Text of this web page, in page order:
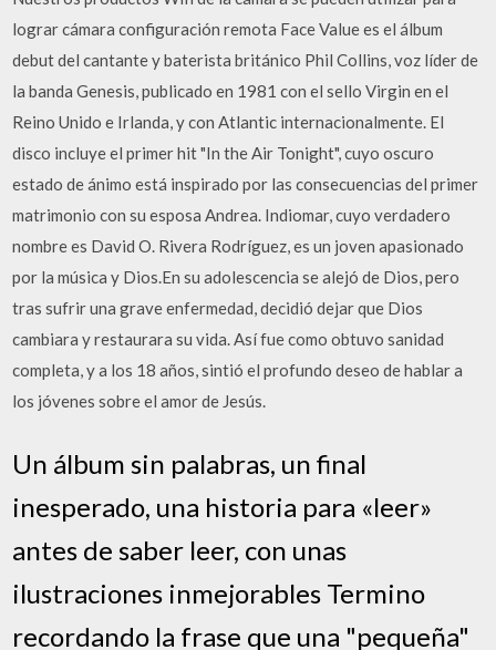
lograr cámara configuración remota Face Value es el álbum
debut del cantante y baterista británico Phil Collins, voz líder de
la banda Genesis, publicado en 1981 con el sello Virgin en el
Reino Unido e Irlanda, y con Atlantic internacionalmente. El
disco incluye el primer hit "In the Air Tonight", cuyo oscuro
estado de ánimo está inspirado por las consecuencias del primer
matrimonio con su esposa Andrea. Indiomar, cuyo verdadero
nombre es David O. Rivera Rodríguez, es un joven apasionado
por la música y Dios.En su adolescencia se alejó de Dios, pero
tras sufrir una grave enfermedad, decidió dejar que Dios
cambiara y restaurara su vida. Así fue como obtuvo sanidad
completa, y a los 18 años, sintió el profundo deseo de hablar a
los jóvenes sobre el amor de Jesús.
Un álbum sin palabras, un final
inesperado, una historia para «leer»
antes de saber leer, con unas
ilustraciones inmejorables Termino
recordando la frase que una "pequeña"